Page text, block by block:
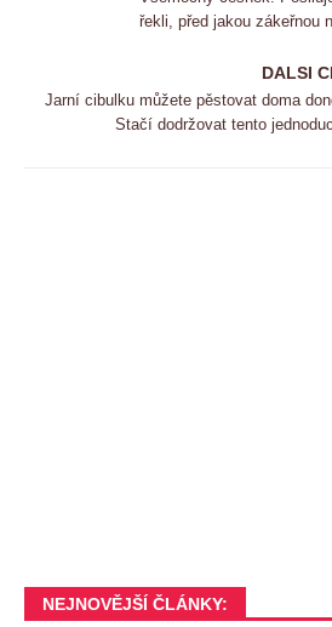
řekli, před jakou zákeřnou
DALSI
Jarní cibulku můžete pěstovat doma
Stačí dodržovat tento
NEJNOVĚJŠÍ ČLÁNKY: